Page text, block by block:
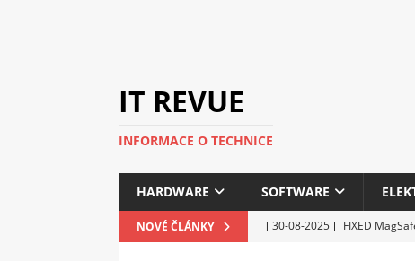
IT REVUE
INFORMACE O TECHNICE
HARDWARE SOFTWARE
NOVÉ ČLÁNKY [ 30-08-2025 ] FIXED